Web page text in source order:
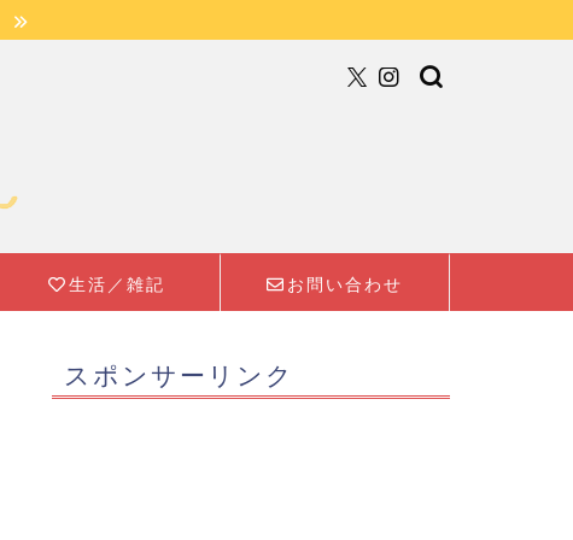
生活／雑記 お問い合わせ
スポンサーリンク